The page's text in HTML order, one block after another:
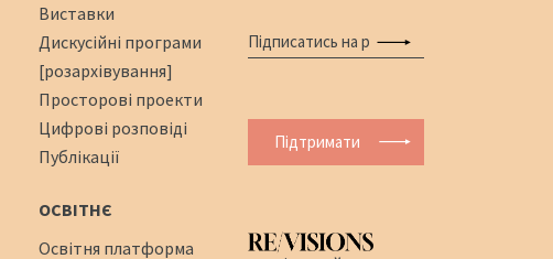
Виставки
Дискусійні програми
[розархівування]
Просторові проекти
Цифрові розповіді
Публікації
ОСВІТНЄ
Освітня платформа
Підтримати